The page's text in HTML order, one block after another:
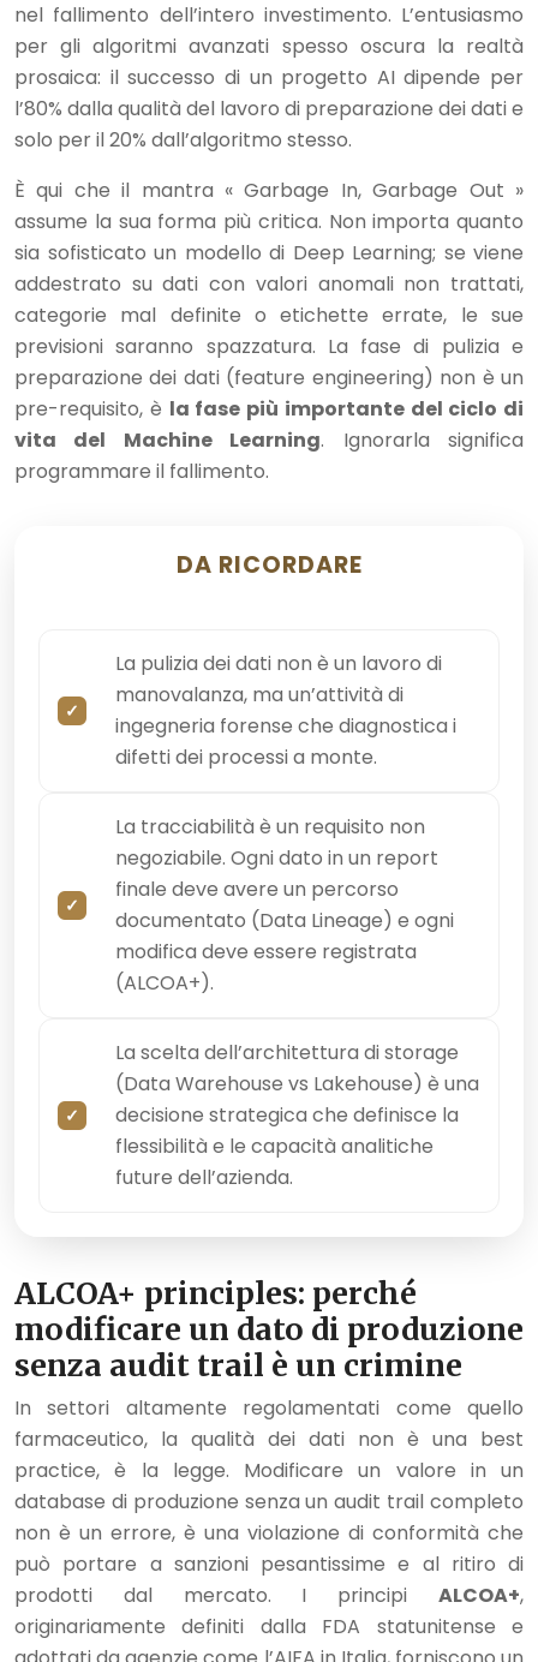
nel fallimento dell’intero investimento. L’entusiasmo
per gli algoritmi avanzati spesso oscura la realtà
prosaica: il successo di un progetto AI dipende per
l’80% dalla qualità del lavoro di preparazione dei dati e
solo per il 20% dall’algoritmo stesso.
È qui che il mantra « Garbage In, Garbage Out »
assume la sua forma più critica. Non importa quanto
sia sofisticato un modello di Deep Learning; se viene
addestrato su dati con valori anomali non trattati,
categorie mal definite o etichette errate, le sue
previsioni saranno spazzatura. La fase di pulizia e
preparazione dei dati (feature engineering) non è un
pre-requisito, è la fase più importante del ciclo di
vita del Machine Learning. Ignorarla significa
programmare il fallimento.
DA RICORDARE
La pulizia dei dati non è un lavoro di
manovalanza, ma un’attività di
ingegneria forense che diagnostica i
difetti dei processi a monte.
La tracciabilità è un requisito non
negoziabile. Ogni dato in un report
finale deve avere un percorso
documentato (Data Lineage) e ogni
modifica deve essere registrata
(ALCOA+).
La scelta dell’architettura di storage
(Data Warehouse vs Lakehouse) è una
decisione strategica che definisce la
flessibilità e le capacità analitiche
future dell’azienda.
ALCOA+ principles: perché
modificare un dato di produzione
senza audit trail è un crimine
In settori altamente regolamentati come quello
farmaceutico, la qualità dei dati non è una best
practice, è la legge. Modificare un valore in un
database di produzione senza un audit trail completo
non è un errore, è una violazione di conformità che
può portare a sanzioni pesantissime e al ritiro di
prodotti dal mercato. I principi ALCOA+,
originariamente definiti dalla FDA statunitense e